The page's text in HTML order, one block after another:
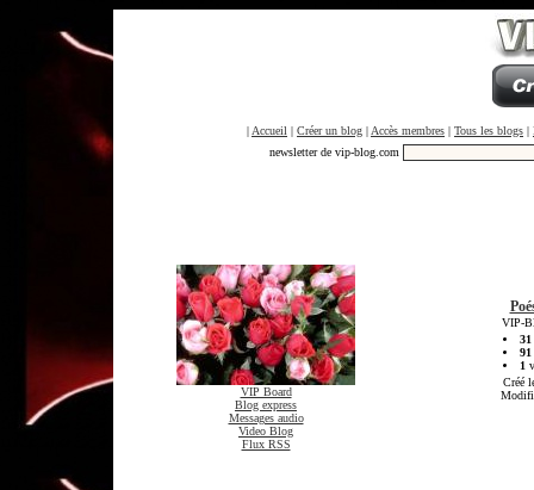
| Accueil | Créer un blog | Accès membres | Tous les blogs |
newsletter de vip-blog.com
VIP Board
Blog express
Messages audio
Video Blog
Flux RSS
VIP-
31
91
1
Créé